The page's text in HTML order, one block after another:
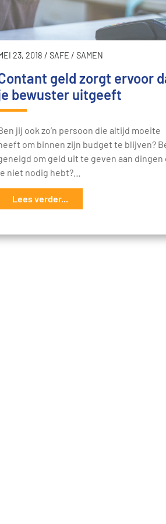
23, 2018 / SAFE / SAMEN
geld zorgt ervoor
bewuster uitgeeft
jij ook zo’n persoon die altijd moeite
om binnen zijn budget te blijven?
om geld uit te geven aan dingen
niet nodig hebt?…
Lees verder...